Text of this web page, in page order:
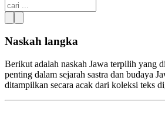
Naskah langka
Berikut adalah naskah Jawa terpilih yang
penting dalam sejarah sastra dan budaya
ditampilkan secara acak dari koleksi teks